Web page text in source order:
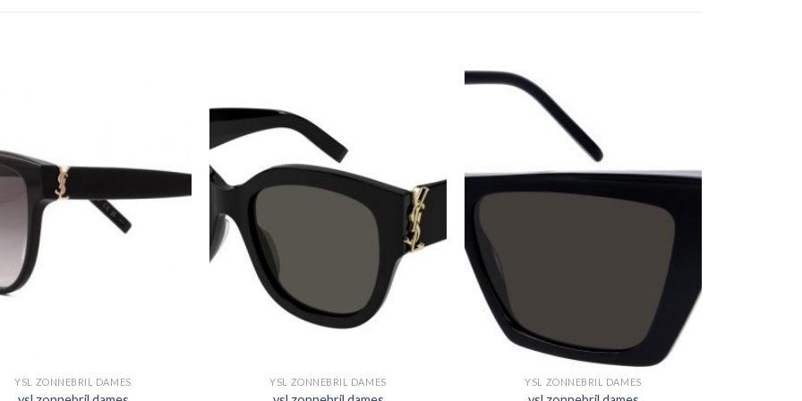
YSL ZONNEBRIL DAMES YSL ZONNEBRIL DAMES YSL ZONNEBRIL DAMES